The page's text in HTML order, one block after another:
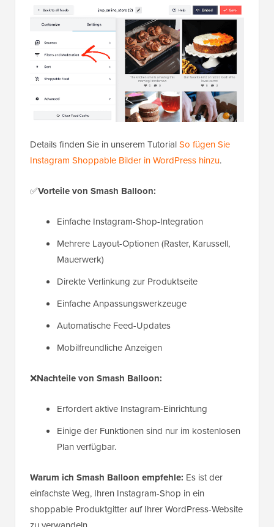
Details finden Sie in unserem TutorialSo fügen Sie
Instagram Shoppable Bilder in WordPress hinzu.
✅Vorteile von Smash Balloon:
Einfache Instagram-Shop-Integration
Mehrere Layout-Optionen (Raster, Karussell,
Mauerwerk)
Direkte Verlinkung zur Produktseite
Einfache Anpassungswerkzeuge
Automatische Feed-Updates
Mobilfreundliche Anzeigen
❌Nachteile von Smash Balloon:
Erfordert aktive Instagram-Einrichtung
Einige der Funktionen sind nur im kostenlosen
Plan verfügbar.
Warum ich Smash Balloon empfehle: Es ist der
einfachste Weg, Ihren Instagram-Shop in ein
shoppable Produktgitter auf Ihrer WordPress-Website